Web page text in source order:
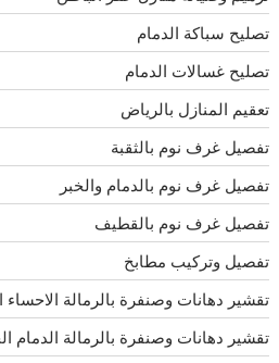
تصليح سباكة الدمام
تصليح غسالات الدمام
تعقيم المنازل بالرياض
تفصيل غرف نوم بالثقبة
تفصيل غرف نوم بالدمام والخبر
تفصيل غرف نوم بالقطيف
تفصيل وتركيب مطابخ
تقشير دهانات وصنفرة بالرمالة الاحساء
تقشير دهانات وصنفرة بالرمالة الدمام